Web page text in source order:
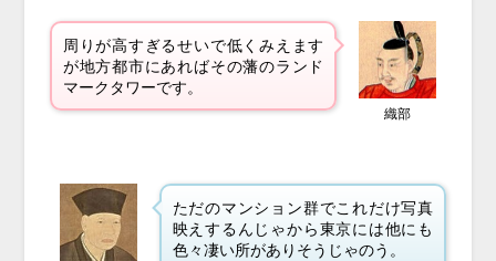
周りが高すぎるせいで低くみえます
が地方都市にあればその藩のランド
マークタワーです。
織部
ただのマンション群でこれだけ写真
映えするんじゃから東京には他にも
色々凄い所がありそうじゃのう。